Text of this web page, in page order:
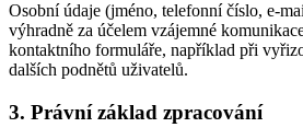
Osobní údaje (jméno, telefonní číslo, e-
výhradně za účelem vzájemné
kontaktního formuláře, například při
dalších podnětů uživatelů.
3. Právní základ zpracování